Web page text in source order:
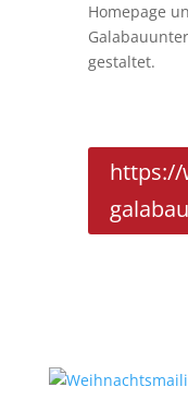
Homepage
gestaltet.
https://